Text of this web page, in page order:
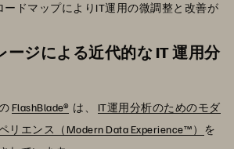
ードマップによりIT運用の微調整と改善が
ージによる近代的な IT 運用分
FlashBlade® は、 IT運用分析のためのモダ
リエンス（Modern Data Experience™） を